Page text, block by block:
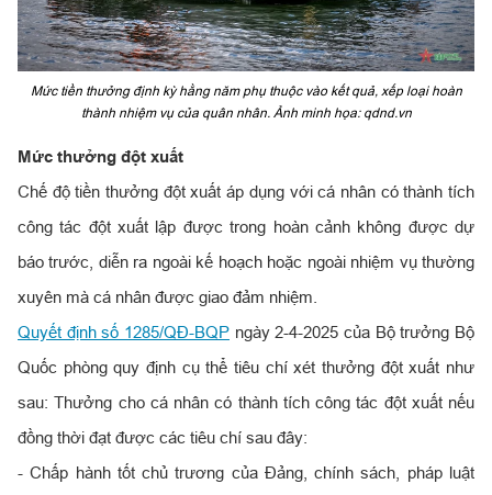
Mức tiền thưởng định kỳ hằng năm phụ thuộc vào kết quả, xếp loại hoàn
thành nhiệm vụ của quân nhân. Ảnh minh họa: qdnd.vn
Mức thưởng đột xuất
Chế độ tiền thưởng đột xuất áp dụng với cá nhân có thành tích
công tác đột xuất lập được trong hoàn cảnh không được dự
báo trước, diễn ra ngoài kế hoạch hoặc ngoài nhiệm vụ thường
xuyên mà cá nhân được giao đảm nhiệm.
Quyết định số 1285/QĐ-BQP ngày 2-4-2025 của Bộ trưởng Bộ
Quốc phòng quy định cụ thể tiêu chí xét thưởng đột xuất như
sau: Thưởng cho cá nhân có thành tích công tác đột xuất nếu
đồng thời đạt được các tiêu chí sau đây:
- Chấp hành tốt chủ trương của Đảng, chính sách, pháp luật